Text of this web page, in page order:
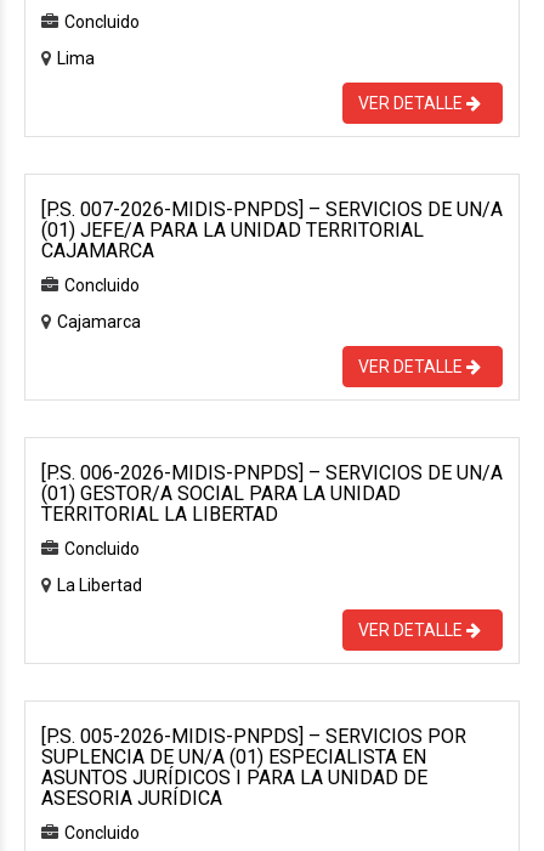
Concluido
Lima
VER DETALLE
[P.S. 007-2026-MIDIS-PNPDS] – SERVICIOS DE UN/A
(01) JEFE/A PARA LA UNIDAD TERRITORIAL
CAJAMARCA
Concluido
Cajamarca
VER DETALLE
[P.S. 006-2026-MIDIS-PNPDS] – SERVICIOS DE UN/A
(01) GESTOR/A SOCIAL PARA LA UNIDAD
TERRITORIAL LA LIBERTAD
Concluido
La Libertad
VER DETALLE
[P.S. 005-2026-MIDIS-PNPDS] – SERVICIOS POR
SUPLENCIA DE UN/A (01) ESPECIALISTA EN
ASUNTOS JURÍDICOS I PARA LA UNIDAD DE
ASESORIA JURÍDICA
Concluido